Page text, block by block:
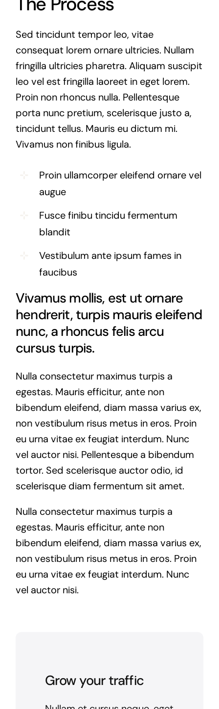
Sed tincidunt tempor leo, vitae
consequat lorem ornare ultricies. Nullam
fringilla ultricies pharetra. Aliquam suscipit
leo vel est fringilla laoreet in eget lorem.
Proin non rhoncus nulla. Pellentesque
porta nunc pretium, scelerisque justo a,
tincidunt tellus. Mauris eu dictum mi.
Vivamus non finibus ligula.
Proin ullamcorper eleifend ornare vel
augue
Fusce finibu tincidu fermentum
blandit
Vestibulum ante ipsum fames in
faucibus
Vivamus mollis, est ut ornare
hendrerit, turpis mauris eleifend
nunc, a rhoncus felis arcu
cursus turpis.
Nulla consectetur maximus turpis a
egestas. Mauris efficitur, ante non
bibendum eleifend, diam massa varius ex,
non vestibulum risus metus in eros. Proin
eu urna vitae ex feugiat interdum. Nunc
vel auctor nisi. Pellentesque a bibendum
tortor. Sed scelerisque auctor odio, id
scelerisque diam fermentum sit amet.
Nulla consectetur maximus turpis a
egestas. Mauris efficitur, ante non
bibendum eleifend, diam massa varius ex,
non vestibulum risus metus in eros. Proin
eu urna vitae ex feugiat interdum. Nunc
vel auctor nisi.
Grow your traffic